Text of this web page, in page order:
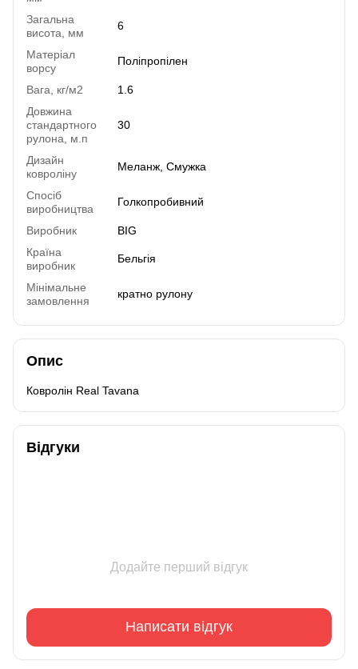
Загальна
висота, мм
6
Матеріал
ворсу
Поліпропілен
Вага, кг/м2
1.6
Довжина
стандартного
рулона, м.п
30
Дизайн
ковроліну
Меланж, Смужка
Спосіб
виробництва
Голкопробивний
Виробник
BIG
Країна
виробник
Бельгія
Мінімальне
замовлення
кратно рулону
Опис
Ковролін Real Tavana
Відгуки
Додайте перший відгук
Написати відгук